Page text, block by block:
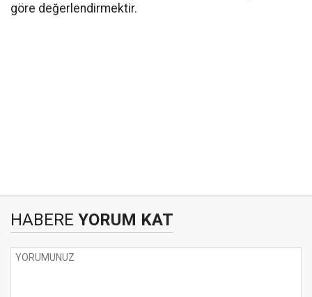
göre değerlendirmektir.
HABERE YORUM KAT